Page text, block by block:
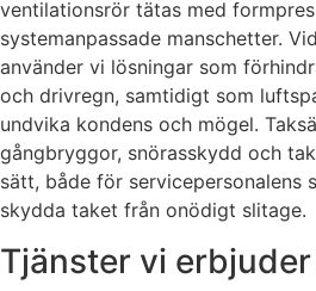
ventilationsrör tätas med
systemanpassade manschetter.
använder vi lösningar som
och drivregn, samtidigt som
undvika kondens och mögel.
gångbryggor, snörasskydd och
sätt, både för servicepersonalens
skydda taket från onödigt slitage.
Tjänster vi